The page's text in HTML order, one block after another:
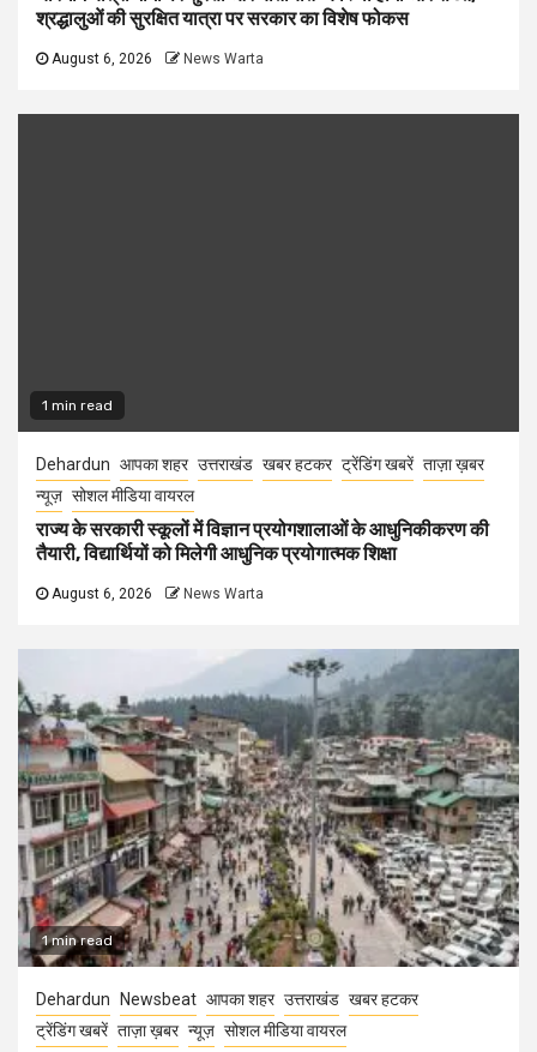
श्रद्धालुओं की सुरक्षित यात्रा पर सरकार का विशेष फोकस
August 6, 2026 News Warta
1 min read
Dehardun आपका शहर उत्तराखंड खबर हटकर ट्रेंडिंग खबरें ताज़ा ख़बर
न्यूज़ सोशल मीडिया वायरल
राज्य के सरकारी स्कूलों में विज्ञान प्रयोगशालाओं के आधुनिकीकरण की
तैयारी, विद्यार्थियों को मिलेगी आधुनिक प्रयोगात्मक शिक्षा
August 6, 2026 News Warta
1 min read
Dehardun Newsbeat आपका शहर उत्तराखंड खबर हटकर
ट्रेंडिंग खबरें ताज़ा ख़बर न्यूज़ सोशल मीडिया वायरल